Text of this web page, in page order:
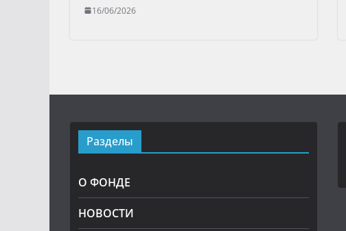
16/06/2026
Разделы
О ФОНДЕ
НОВОСТИ